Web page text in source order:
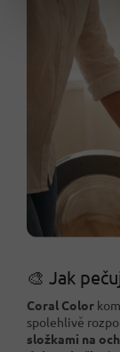
🎨 Jak
Coral Color
spolehlivě
složkami na